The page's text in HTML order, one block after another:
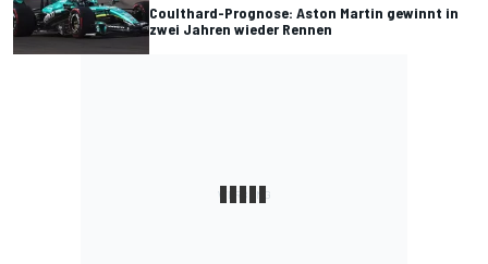
Coulthard-Prognose: Aston Martin gewinnt in
zwei Jahren wieder Rennen